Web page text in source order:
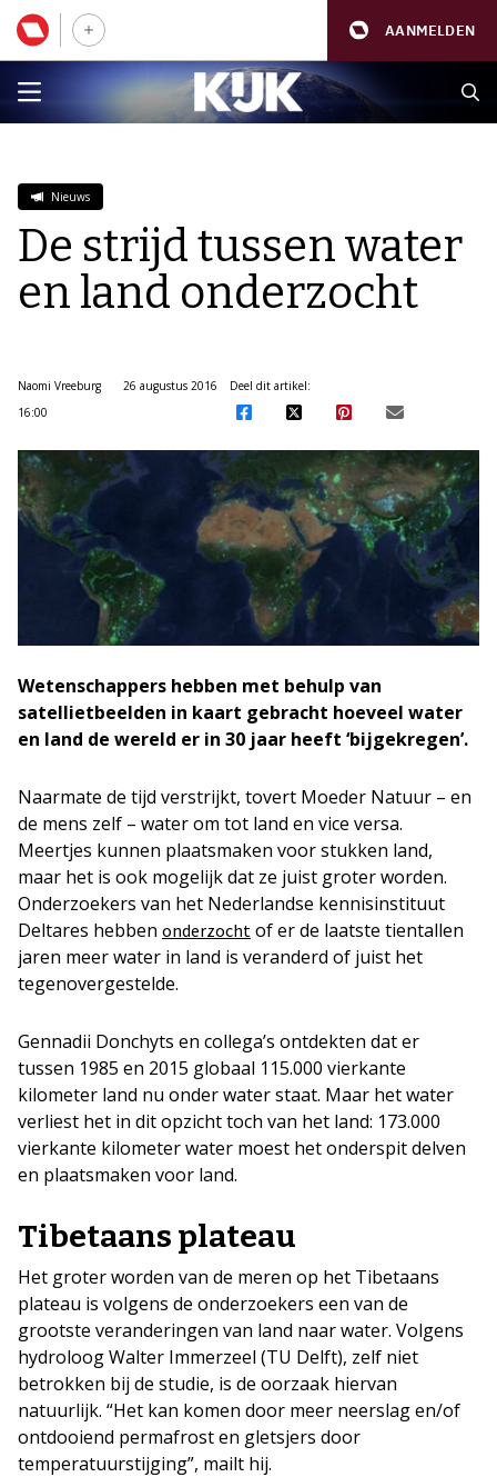
AANMELDEN
Nieuws
De strijd tussen water
en land onderzocht
Naomi Vreeburg
26 augustus 2016
16:00
Deel dit artikel:
Wetenschappers hebben met behulp van
satellietbeelden in kaart gebracht hoeveel water
en land de wereld er in 30 jaar heeft ‘bijgekregen’.
Naarmate de tijd verstrijkt, tovert Moeder Natuur – en
de mens zelf – water om tot land en vice versa.
Meertjes kunnen plaatsmaken voor stukken land,
maar het is ook mogelijk dat ze juist groter worden.
Onderzoekers van het Nederlandse kennisinstituut
Deltares hebben onderzocht of er de laatste tientallen
jaren meer water in land is veranderd of juist het
tegenovergestelde.
Gennadii Donchyts en collega’s ontdekten dat er
tussen 1985 en 2015 globaal 115.000 vierkante
kilometer land nu onder water staat. Maar het water
verliest het in dit opzicht toch van het land: 173.000
vierkante kilometer water moest het onderspit delven
en plaatsmaken voor land.
Tibetaans plateau
Het groter worden van de meren op het Tibetaans
plateau is volgens de onderzoekers een van de
grootste veranderingen van land naar water. Volgens
hydroloog Walter Immerzeel (TU Delft), zelf niet
betrokken bij de studie, is de oorzaak hiervan
natuurlijk. “Het kan komen door meer neerslag en/of
ontdooiend permafrost en gletsjers door
temperatuurstijging”, mailt hij.